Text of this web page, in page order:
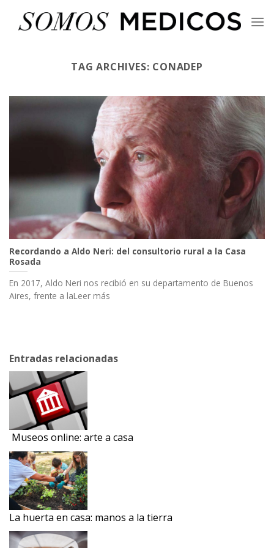
TAG ARCHIVES: CONADEP
Recordando a Aldo Neri: del consultorio rural a la Casa
Rosada
En 2017, Aldo Neri nos recibió en su departamento de Buenos
Aires, frente a laLeer más
Entradas relacionadas
Museos online: arte a casa
La huerta en casa: manos a la tierra